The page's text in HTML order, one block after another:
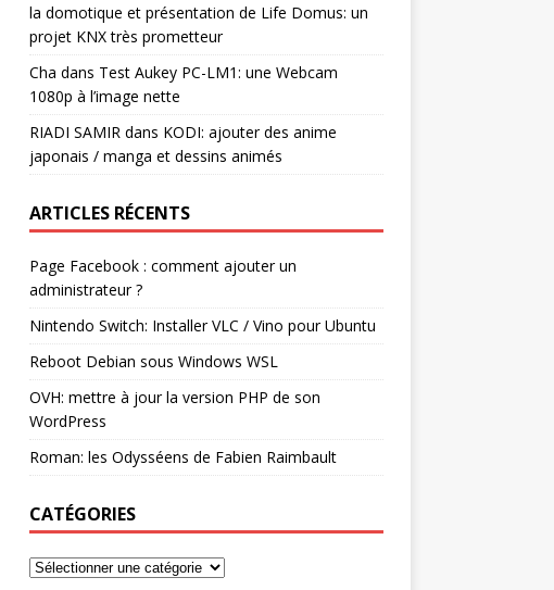
la domotique et présentation de Life Domus: un
projet KNX très prometteur
Cha dans Test Aukey PC-LM1: une Webcam
1080p à l’image nette
RIADI SAMIR dans KODI: ajouter des anime
japonais / manga et dessins animés
ARTICLES RÉCENTS
Page Facebook : comment ajouter un
administrateur ?
Nintendo Switch: Installer VLC / Vino pour Ubuntu
Reboot Debian sous Windows WSL
OVH: mettre à jour la version PHP de son
WordPress
Roman: les Odysséens de Fabien Raimbault
CATÉGORIES